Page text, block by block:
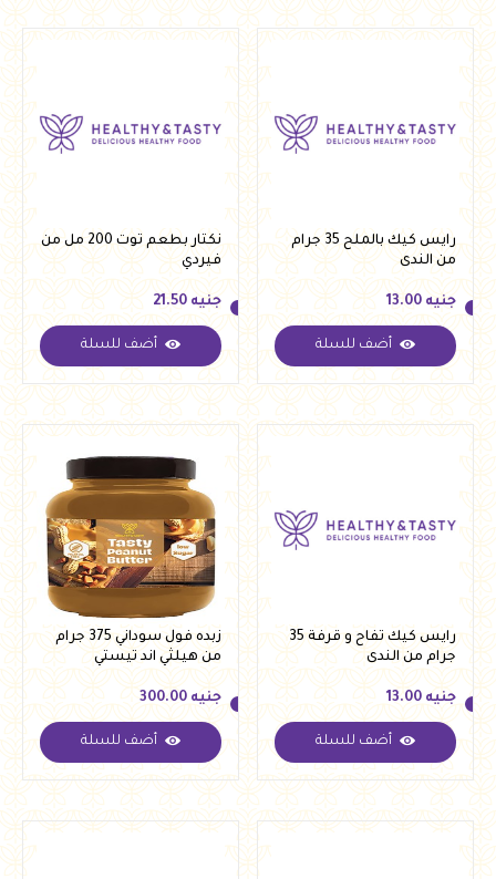
رايس كيك بالملح 35 جرام
من الندى
جنيه
جنيه 13.00
أضف للسلة
نكتار بطعم توت 200 مل من
فيردي
جنيه
جنيه 21.50
أضف للسلة
رايس كيك تفاح و قرفة 35
جرام من الندى
جنيه
جنيه 13.00
أضف للسلة
زبده فول سوداني 375 جرام
من هيلثي اند تيستي
جنيه
جنيه 300.00
أضف للسلة